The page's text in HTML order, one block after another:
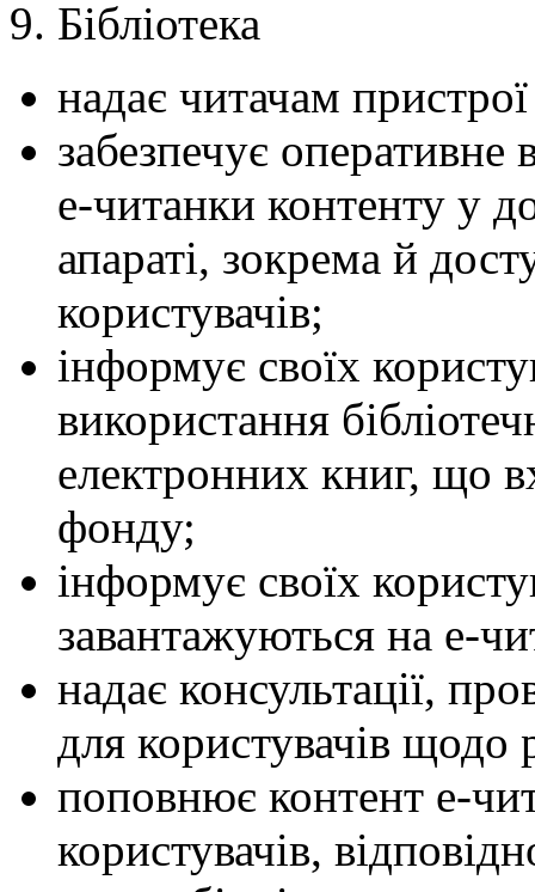
Бібліотека
надає читачам
забезпечує оперативне
е-читанки контенту у
апараті, зокрема й
користувачів;
інформує своїх
використання
електронних книг, що
фонду;
інформує своїх
завантажуються на е-
надає консультації,
для користувачів
поповнює контент е-
користувачів,